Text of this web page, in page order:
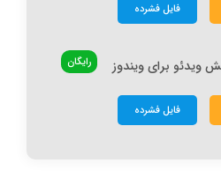
فایل فشرده
ویدئو برای ویندوز رایگان
فایل فشرده